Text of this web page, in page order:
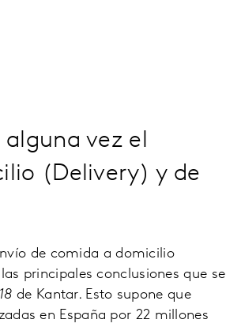
vez el
(Delivery) y de
de comida a domicilio
principales conclusiones que se
de Kantar. Esto supone que
en España por 22 millones